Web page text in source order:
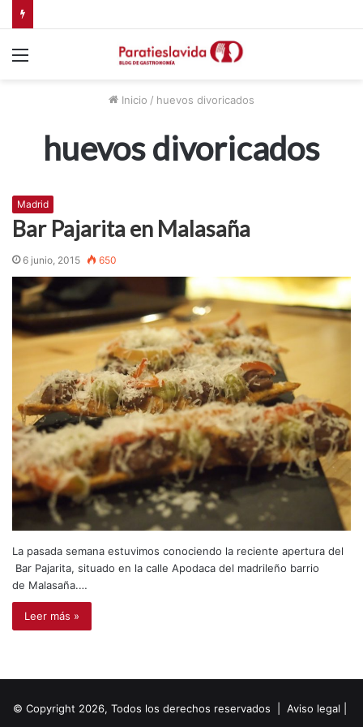
Inicio / huevos divoricados
huevos divoricados
Madrid
Bar Pajarita en Malasaña
6 junio, 2015 650
La pasada semana estuvimos conociendo la reciente apertura del
Bar Pajarita, situado en la calle Apodaca del madrileño barrio
de Malasaña.…
Leer más »
© Copyright 2026, Todos los derechos reservados | Aviso legal